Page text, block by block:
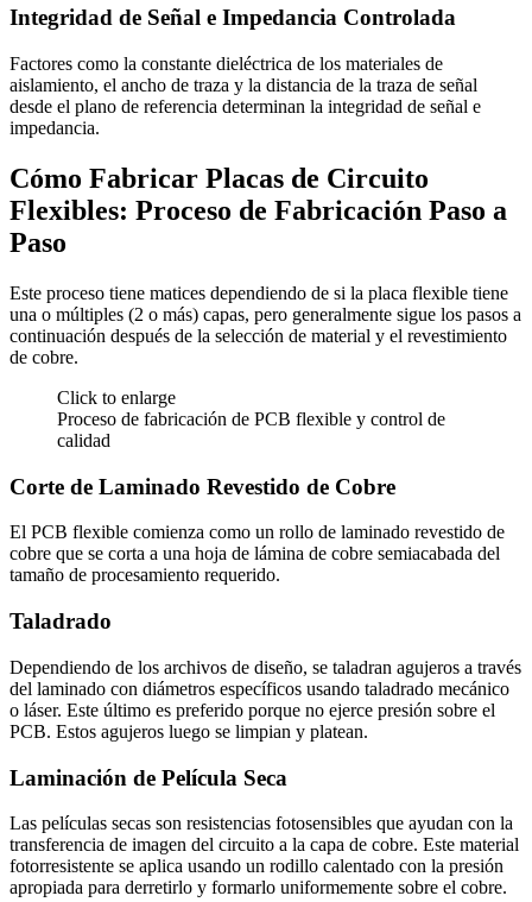
Integridad de Señal e Impedancia Controlada
Factores como la constante dieléctrica de los materiales de
aislamiento, el ancho de traza y la distancia de la traza de señal
desde el plano de referencia determinan la integridad de señal e
impedancia.
Cómo Fabricar Placas de Circuito
Flexibles: Proceso de Fabricación Paso a
Paso
Este proceso tiene matices dependiendo de si la placa flexible tiene
una o múltiples (2 o más) capas, pero generalmente sigue los pasos a
continuación después de la selección de material y el revestimiento
de cobre.
Click to enlarge
Proceso de fabricación de PCB flexible y control de
calidad
Corte de Laminado Revestido de Cobre
El PCB flexible comienza como un rollo de laminado revestido de
cobre que se corta a una hoja de lámina de cobre semiacabada del
tamaño de procesamiento requerido.
Taladrado
Dependiendo de los archivos de diseño, se taladran agujeros a través
del laminado con diámetros específicos usando taladrado mecánico
o láser. Este último es preferido porque no ejerce presión sobre el
PCB. Estos agujeros luego se limpian y platean.
Laminación de Película Seca
Las películas secas son resistencias fotosensibles que ayudan con la
transferencia de imagen del circuito a la capa de cobre. Este material
fotorresistente se aplica usando un rodillo calentado con la presión
apropiada para derretirlo y formarlo uniformemente sobre el cobre.